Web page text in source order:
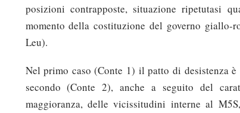
posizioni contrapposte, situazione ripetutasi
momento della costituzione del governo giallo-
Leu).
Nel primo caso (Conte 1) il patto di desistenza
secondo (Conte 2), anche a seguito del
maggioranza, delle vicissitudini interne al